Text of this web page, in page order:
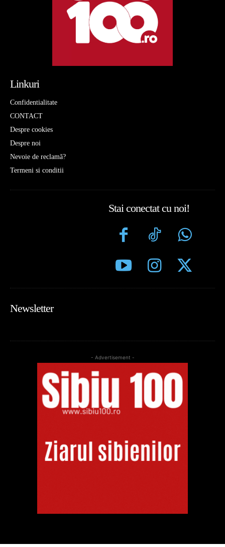
Linkuri
Confidentialitate
CONTACT
Despre cookies
Despre noi
Nevoie de reclamă?
Termeni si conditii
Stai conectat cu noi!
Newsletter
- Advertisement -